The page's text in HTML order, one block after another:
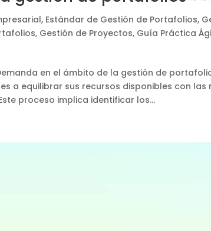
, Estándar de Gestión de Portafolios,
, Gestión de Proyectos, Guía Práctica
en el ámbito de la gestión de
a equilibrar sus recursos disponibles con las
proceso implica identificar los...